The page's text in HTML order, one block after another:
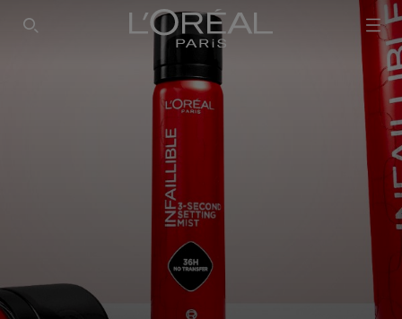
SEARCH THIS SITE